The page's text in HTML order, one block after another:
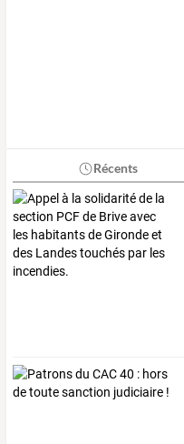
Récents